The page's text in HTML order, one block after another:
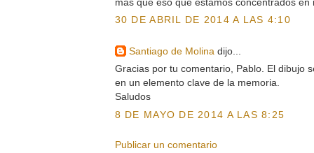
30 DE ABRIL DE 2014 A LAS 4:10
Santiago de Molina dijo...
Gracias por tu comentario, Pablo. El dibujo
en un elemento clave de la memoria.
Saludos
8 DE MAYO DE 2014 A LAS 8:25
Publicar un comentario